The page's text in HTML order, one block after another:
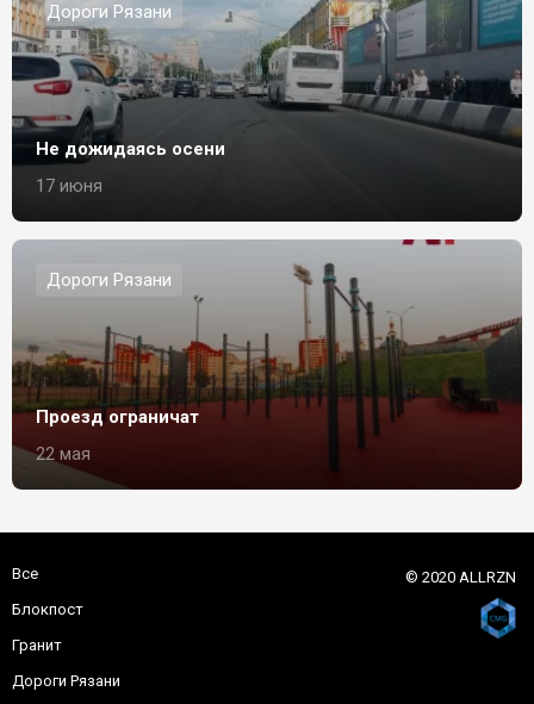
Дороги Рязани
Не дожидаясь осени
17 июня
Дороги Рязани
Проезд ограничат
22 мая
Все
Блокпост
Гранит
Дороги Рязани
© 2020 ALLRZN